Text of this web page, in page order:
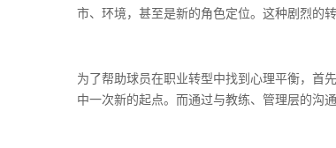
市、环境，甚至是新的角色定位。这种剧烈的
为了帮助球员在职业转型中找到心理平衡，首
中一次新的起点。而通过与教练、管理层的沟